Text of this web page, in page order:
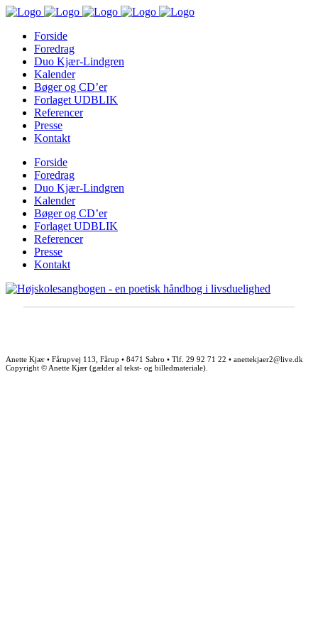
Forside
Foredrag
Duo Kjær-Lindgren
Kalender
Bøger og CD’er
Forlaget UDBLIK
Referencer
Presse
Kontakt
Forside
Foredrag
Duo Kjær-Lindgren
Kalender
Bøger og CD’er
Forlaget UDBLIK
Referencer
Presse
Kontakt
Anette Kjær • Fårupvej 113, Fårup • 8471 Sabro • Tlf. 29 92 71 22 • anettekjaer2@live.dk
Copyright © Anette Kjær (gælder al tekst- og billedmateriale).